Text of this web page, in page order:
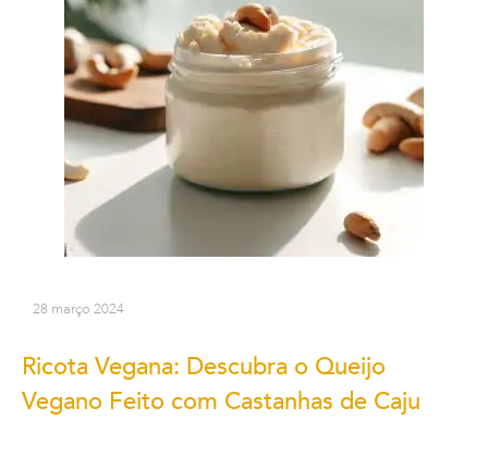
28 março 2024
Ricota Vegana: Descubra o Queijo
Vegano Feito com Castanhas de Caju